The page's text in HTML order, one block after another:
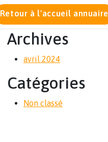
Retour à l'accueil annuaire
Archives
avril 2024
Catégories
Non classé